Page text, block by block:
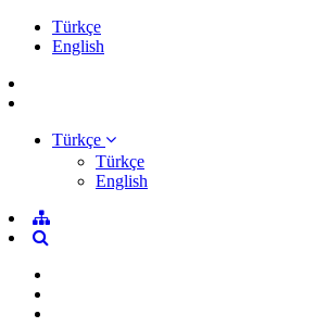
Türkçe
English
Türkçe
Türkçe
English